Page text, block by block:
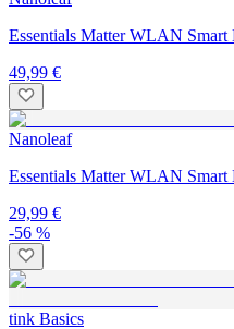
Essentials Matter WLAN Smart
49,99 €
Nanoleaf
Essentials Matter WLAN Smart
29,99 €
-56 %
tink Basics